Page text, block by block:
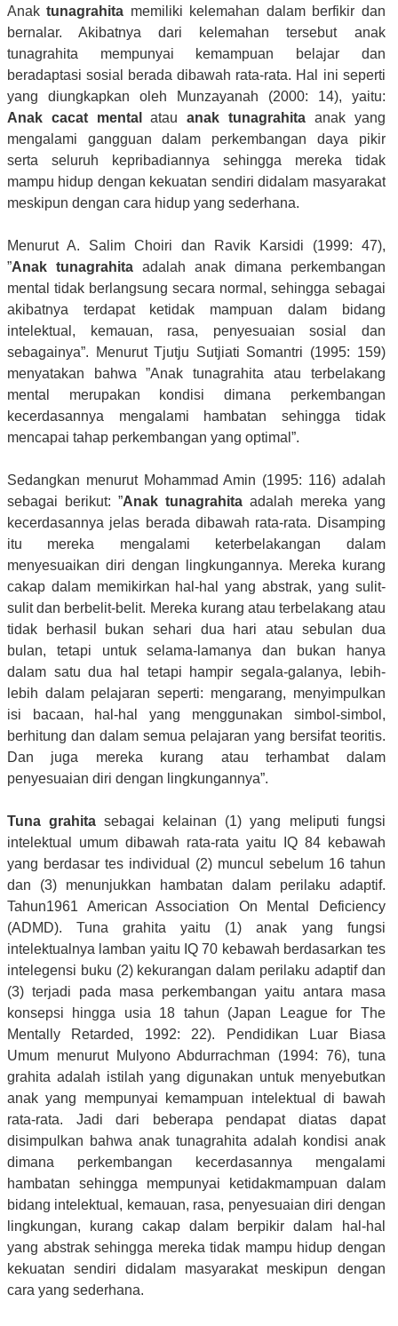
Anaktunagrahita memiliki kelemahan dalam berfikir dan
bernalar. Akibatnya dari kelemahan tersebut anak
tunagrahita mempunyai kemampuan belajar dan
beradaptasi sosial berada dibawah rata-rata. Hal ini seperti
yang diungkapkan oleh Munzayanah (2000: 14), yaitu:
Anak cacat mental
atauanak tunagrahita anak yang
mengalami gangguan dalam perkembangan daya pikir
serta seluruh kepribadiannya sehingga mereka tidak
mampu hidup dengan kekuatan sendiri didalam masyarakat
meskipun dengan cara hidup yang sederhana.
Menurut A. Salim Choiri dan Ravik Karsidi (1999: 47),
”Anak tunagrahitaadalah anak dimana perkembangan
mental tidak berlangsung secara normal, sehingga sebagai
akibatnya terdapat ketidak mampuan dalam bidang
intelektual, kemauan, rasa, penyesuaian sosial dan
sebagainya”. Menurut Tjutju Sutjiati Somantri (1995: 159)
menyatakan bahwa ”Anak tunagrahita atau terbelakang
mental merupakan kondisi dimana perkembangan
kecerdasannya mengalami hambatan sehingga tidak
mencapai tahap perkembangan yang optimal”.
Sedangkan menurut Mohammad Amin (1995: 116) adalah
sebagai berikut: ”Anak tunagrahitaadalah mereka yang
kecerdasannya jelas berada dibawah rata-rata. Disamping
itu mereka mengalami keterbelakangan dalam
menyesuaikan diri dengan lingkungannya. Mereka kurang
cakap dalam memikirkan hal-hal yang abstrak, yang sulit-
sulit dan berbelit-belit. Mereka kurang atau terbelakang atau
tidak berhasil bukan sehari dua hari atau sebulan dua
bulan, tetapi untuk selama-lamanya dan bukan hanya
dalam satu dua hal tetapi hampir segala-galanya, lebih-
lebih dalam pelajaran seperti: mengarang, menyimpulkan
isi bacaan, hal-hal yang menggunakan simbol-simbol,
berhitung dan dalam semua pelajaran yang bersifat teoritis.
Dan juga mereka kurang atau terhambat dalam
penyesuaian diri dengan lingkungannya”.
Tuna grahita sebagai kelainan (1) yang meliputi fungsi
intelektual umum dibawah rata-rata yaitu IQ 84 kebawah
yang berdasar tes individual (2) muncul sebelum 16 tahun
dan (3) menunjukkan hambatan dalam perilaku adaptif.
Tahun1961 American Association On Mental Deficiency
(ADMD). Tuna grahita yaitu (1) anak yang fungsi
intelektualnya lamban yaitu IQ 70 kebawah berdasarkan tes
intelegensi buku (2) kekurangan dalam perilaku adaptif dan
(3) terjadi pada masa perkembangan yaitu antara masa
konsepsi hingga usia 18 tahun (Japan League for The
Mentally Retarded, 1992: 22). Pendidikan Luar Biasa
Umum menurut Mulyono Abdurrachman (1994: 76), tuna
grahita adalah istilah yang digunakan untuk menyebutkan
anak yang mempunyai kemampuan intelektual di bawah
rata-rata. Jadi dari beberapa pendapat diatas dapat
disimpulkan bahwa anak tunagrahita adalah kondisi anak
dimana perkembangan kecerdasannya mengalami
hambatan sehingga mempunyai ketidakmampuan dalam
bidang intelektual, kemauan, rasa, penyesuaian diri dengan
lingkungan, kurang cakap dalam berpikir dalam hal-hal
yang abstrak sehingga mereka tidak mampu hidup dengan
kekuatan sendiri didalam masyarakat meskipun dengan
cara yang sederhana.